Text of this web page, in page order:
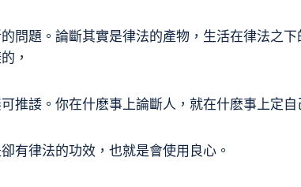
問題。論斷其實是律法的產物，生活在律法之
，
推諉。你在什麽事上論斷人，就在什麽事上定
有律法的功效，也就是會使用良心。